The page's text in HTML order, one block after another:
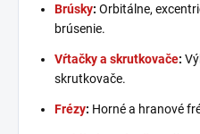
Brúsky: Orbitálne,
brúsenie.
Vŕtačky a skrutkovače:
skrutkovače.
Frézy: Horné a hranové